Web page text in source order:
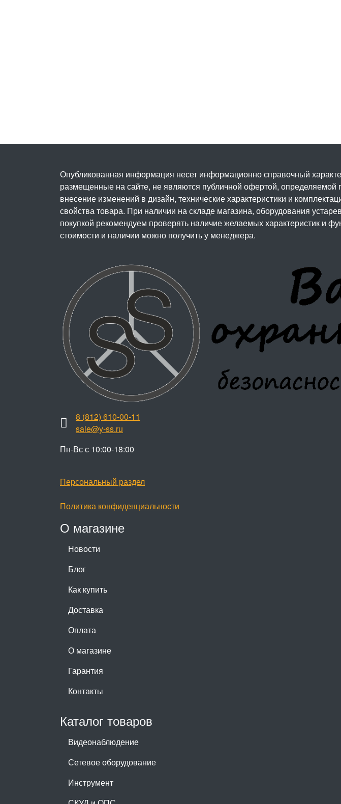
О магазине
Новости
Блог
Как купить
Доставка
Оплата
О магазине
Гарантия
Контакты
Каталог товаров
Видеонаблюдение
Сетевое оборудование
Инструмент
8 (812) 610-00-11
sale@y-ss.ru
Пн-Вс с 10:00-18:00
Персональный раздел
Политика конфиденциальности
Опубликованная информация несет информационно справочный
размещенные на сайте, не являются публичной офертой, определяемой
внесение изменений в дизайн, технические характеристики и
свойства товара. При наличии на складе магазина, оборудования
покупкой рекомендуем проверять наличие желаемых характеристик и
стоимости и наличии можно получить у менеджера.